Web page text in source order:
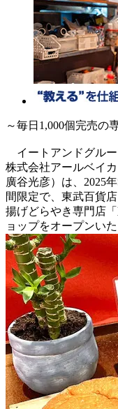
～毎日1,000個完売の
イートアンドグルー
株式会社アールベイ
廣谷光彦）は、2025
間限定で、東武百貨
揚げどらやき専門店
ョップをオープンいた